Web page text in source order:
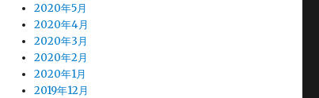
2020年5月
2020年4月
2020年3月
2020年2月
2020年1月
2019年12月